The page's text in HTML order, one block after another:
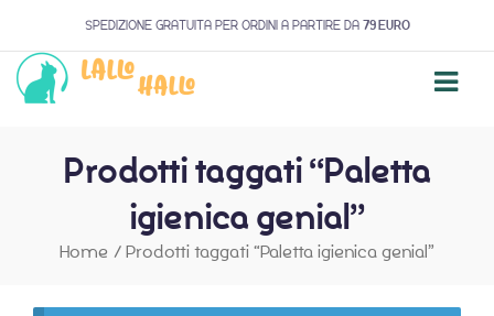
SPEDIZIONE GRATUITA PER ORDINI A PARTIRE DA 79 EURO
Prodotti taggati “Paletta
igienica genial”
Home / Prodotti taggati “Paletta igienica genial”